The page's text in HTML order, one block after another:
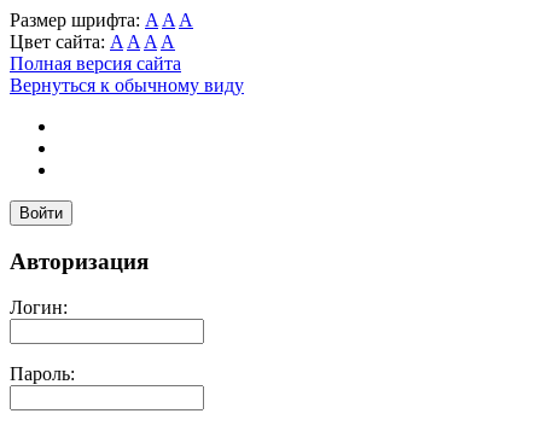
Размер шрифта: A A A
Цвет сайта: A A A A
Полная версия сайта
Вернуться к обычному виду
Войти
Авторизация
Логин:
Пароль: